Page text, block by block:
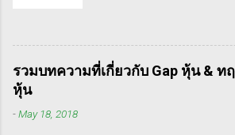
ตระหนก" ดังนั้น invester
ราคาหุ้นร่วงทำให้เขาต้องข
แต่ trader ทนไม่ได้แล้ว ต้อง
นานก็คือชื่อ "Trade Like an
We Made Over 18,000%
เขียนร่วมกับ Dr.Chris
Trading Cockpit with the
รวมบทความที่เกี่ยวกับ Gap หุ้น & ท
หุ้น
-May 18, 2018